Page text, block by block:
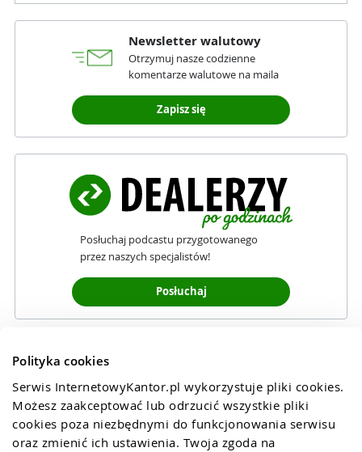
Polityka cookies
Serwis InternetowyKantor.pl wykorzystuje pliki cookies.
Możesz zaakceptować lub odrzucić wszystkie pliki
cookies poza niezbędnymi do funkcjonowania serwisu
oraz zmienić ich ustawienia. Twoja zgoda na
Newsletter walutowy
Otrzymuj nasze codzienne
komentarze walutowe na maila
Zapisz się
Posłuchaj podcastu przygotowanego
przez naszych specjalistów!
Posłuchaj